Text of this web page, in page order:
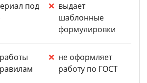
под
выдает
шаблонные
формулировки
не оформляет
работу по ГОСТ